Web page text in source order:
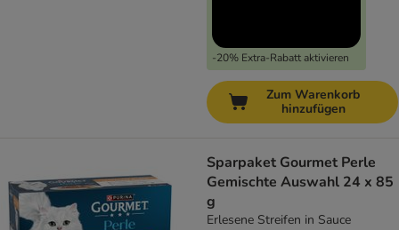
-20% Extra-Rabatt aktivieren
Zum Warenkorb
hinzufügen
Sparpaket Gourmet Perle
Gemischte Auswahl 24 x 85
g
Erlesene Streifen in Sauce